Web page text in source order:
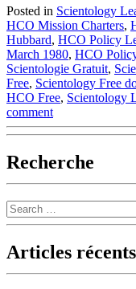
Posted in Scientology
HCO Mission Charters,
Hubbard, HCO Policy
March 1980, HCO
Scientologie Gratuit,
Free, Scientology Free
HCO Free, Scientology
comment
Recherche
Search
Articles récents